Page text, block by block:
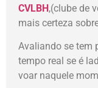
CVLBH,(clube de
mais certeza
Avaliando se tem
tempo real se é
voar naquele